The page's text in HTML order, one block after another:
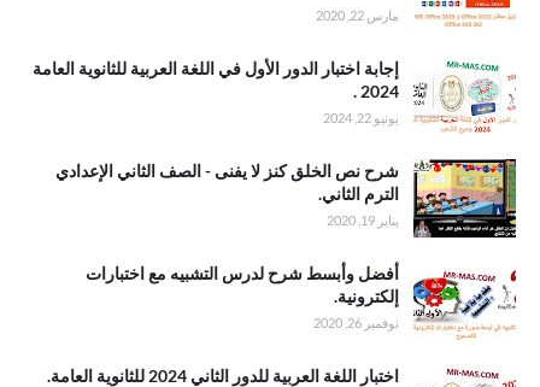
2016 و2019
مارس 22, 2020
.إجابة اختبار
الدور الأول في
اللغة العربية
للثانوية العامة
2024
إجابة اختبار الدور الأول في اللغة العربية للثانوية العامة
2024 .
يونيو 22, 2024
.شرح نص
الخلق كنز لا
يفنى - الصف
الثاني الإعدادي
شرح نص الخلق كنز لا يفنى - الصف الثاني الإعدادي
الترم الثاني.
يناير 19, 2020
.أفضل وأبسط
شرح لدرس
التشبيه مع
اختبارات
إلكترونية
أفضل وأبسط شرح لدرس التشبيه مع اختبارات
إلكترونية.
نوفمبر 26, 2020
.اختبار اللغة
اختبار اللغة العربية للدور الثاني 2024 للثانوية العامة.